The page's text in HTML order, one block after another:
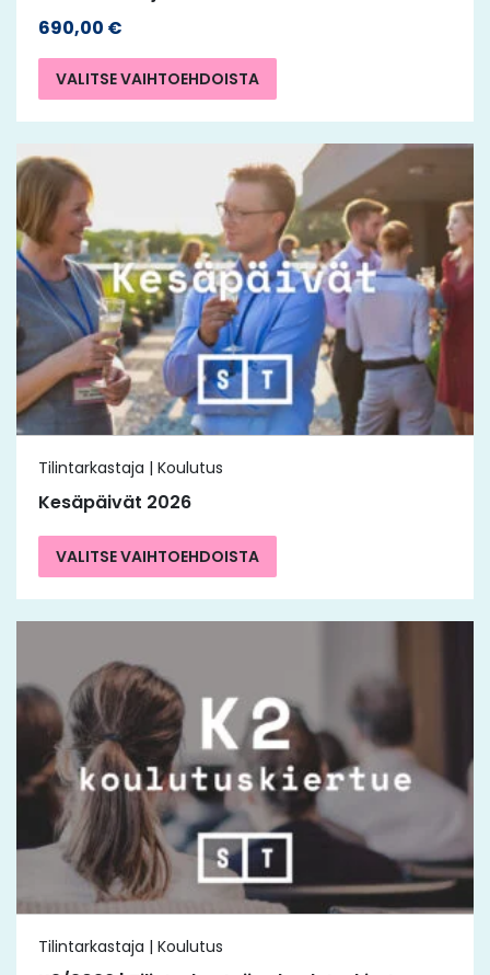
690,00 €
VALITSE VAIHTOEHDOISTA
Tilintarkastaja | Koulutus
Kesäpäivät 2026
VALITSE VAIHTOEHDOISTA
Tilintarkastaja | Koulutus